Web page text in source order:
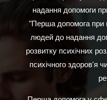
надання допомоги
"Перша допомога при
людей до надання
розвитку психічних
психічного здоров'я